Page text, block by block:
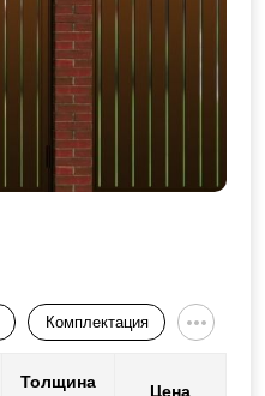
Комплектация
Толщина
Цена